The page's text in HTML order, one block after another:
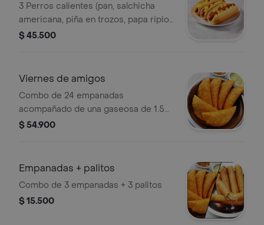
3 Perros calientes (pan, salchicha
americana, piña en trozos, papa ripio
y salsas) + 3 coca-cola zero 250ml
$ 45.500
Viernes de amigos
Combo de 24 empanadas
acompañado de una gaseosa de 1.5
litros.
$ 54.900
Empanadas + palitos
Combo de 3 empanadas + 3 palitos
$ 15.500